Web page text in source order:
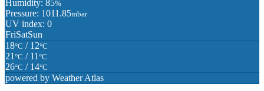
Humidity: 85%
Pressure: 1011.85mbar
UV index: 0
FriSatSun
18°C / 12°C
21 °C / 11 °C
26°C / 14°C
powered by Weather Atlas